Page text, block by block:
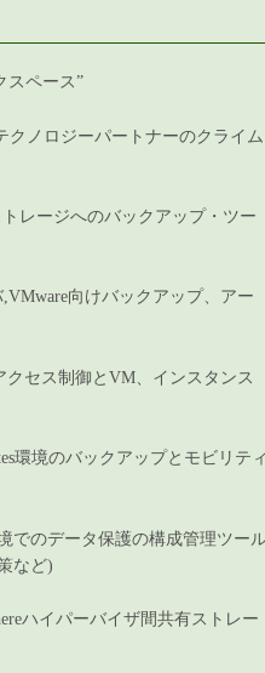
スペース”
クノロジーパートナーのクライム
レージへのバックアップ・ツー
向けバックアップ、アー
クセス制御とVM、インスタンス
環境のバックアップとモビリテ
でのデータ保護の構成管理ツー
など)
ハイパーバイザ間共有ストレー